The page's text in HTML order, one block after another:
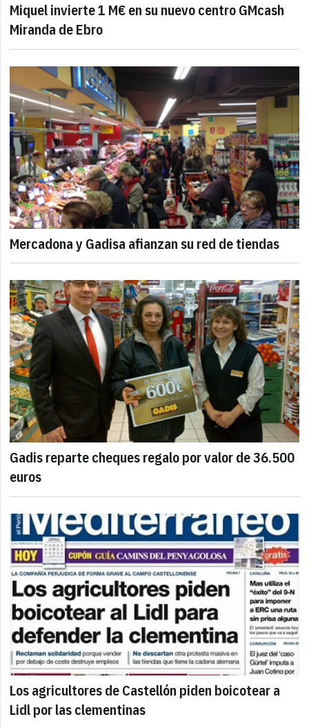
Miquel invierte 1 M€ en su nuevo centro GMcash
Miranda de Ebro
Mercadona y Gadisa afianzan su red de tiendas
Gadis reparte cheques regalo por valor de 36.500
euros
Los agricultores de Castellón piden boicotear a
Lidl por las clementinas